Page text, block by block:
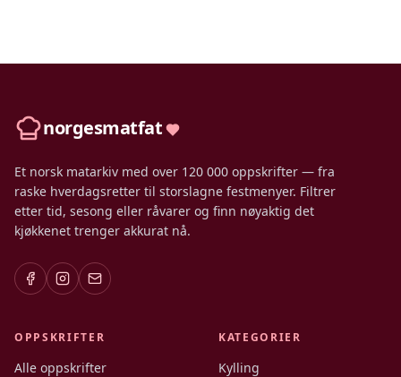
norgesmatfat
Et norsk matarkiv med over 120 000 oppskrifter — fra
raske hverdagsretter til storslagne festmenyer. Filtrer
etter tid, sesong eller råvarer og finn nøyaktig det
kjøkkenet trenger akkurat nå.
OPPSKRIFTER
Alle oppskrifter
KATEGORIER
Kylling